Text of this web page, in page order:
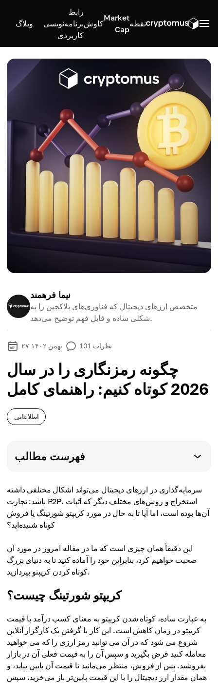
نقطه
Market
Cap
کاوش
رابط
برنامه‌نویسی
کاربردی
وبلاگ
نیما فرهمند
متخصص ارزهای دیجیتال که فناوری‌های بلاکچین را به
شکلی ساده و قابل فهم توضیح می‌دهد.
۲۷ بهمن ۱۴۰۲ 101 نظرات
چگونه رمزنگاری را در سال
2026 کوتاه کنیم: راهنمای کامل
اطلاعاتی
فهرست مطالب
سرمایه‌گذاری در ارزهای دیجیتال می‌تواند اشکال مختلفی داشته
باشد: تجارت P2P، استخراج و روش‌های مختلف دیگر که اثبات
آن‌ها بوده است، اما آیا تا به حال در مورد کریپتو شورتینگ یا فروش
کوتاه شنیده‌اید؟
این دقیقاً همان چیزی است که ما در مقاله امروز در مورد آن
صحبت خواهیم کرد، بنابراین خود را آماده کنید تا به دنیای بزرگ
کوتاه کردن کریپتو بپردازید.
کریپتو شورتینگ چیست؟
به عبارت ساده، کوتاه شدن کریپتو به معنای کسب درآمد با قیمت
کریپتو در زمان کاهش است. این کار با گرفتن یک کارگزار آنلاین
شروع می شود که در آن می توانید رمز ارزی را که می خواهید
معامله کنید قرض بگیرید و سپس آن را به قیمت فعلی آن در بازار
بفروشید. پس از فروش، منتظر می‌مانید تا قیمت آن پایین بیاید، و
همان مقدار ارز دیجیتال را با این قیمت پایین‌تر باز می‌خرید، سپس